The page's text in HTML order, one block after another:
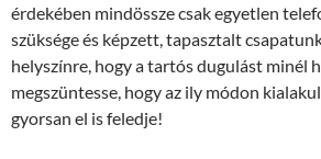
érdekében mindössze csak egyetlen
szüksége és képzett, tapasztalt
helyszínre, hogy a tartós dugulást minél
megszüntesse, hogy az ily módon
gyorsan el is feledje!